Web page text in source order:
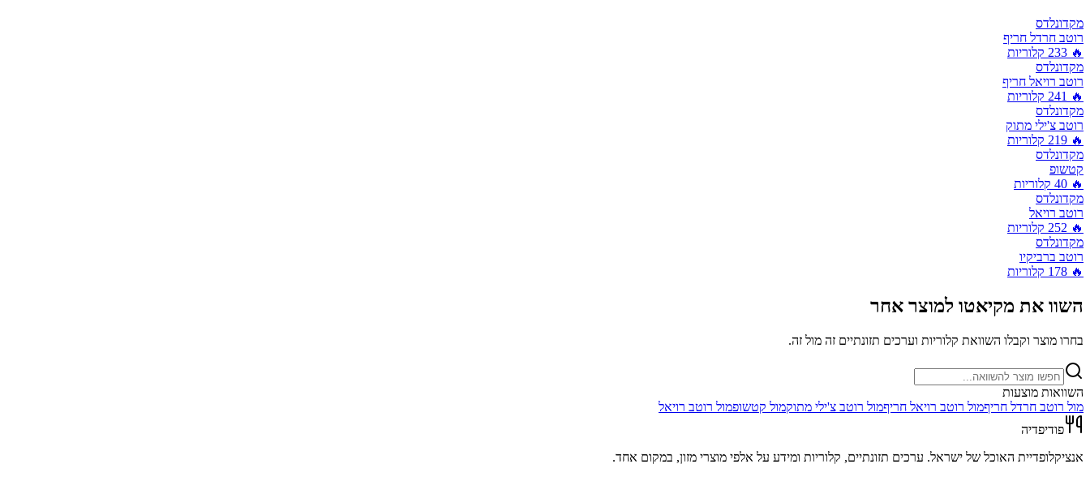
מקדונלדס
רוטב חרדל חריף
🔥
233 קלוריות
מקדונלדס
רוטב רויאל חריף
🔥
241 קלוריות
מקדונלדס
רוטב צ'ילי מתוק
🔥
219 קלוריות
מקדונלדס
קטשופ
🔥
40 קלוריות
מקדונלדס
רוטב רויאל
🔥
252 קלוריות
מקדונלדס
רוטב ברביקיו
🔥
178 קלוריות
השוו את מקיאטו למוצר אחר
בחרו מוצר וקבלו השוואת קלוריות וערכים תזונתיים זה מול זה.
השוואות מוצעות
מול רוטב חרדל חריףמול רוטב רויאל חריףמול רוטב צ'ילי מתוקמול קטשופמול רוטב רויאל
פודיפדיה
אנציקלופדיית האוכל של ישראל. ערכים תזונתיים, קלוריות ומידע על אלפי מוצרי מזון, במקום אחד.